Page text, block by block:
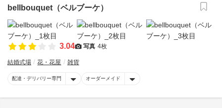
bellbouquet（ベルブーケ）
3.04 写真 4枚
結婚式場 花・花屋 雑貨
配達・デリバリー専門 オーダーメイド